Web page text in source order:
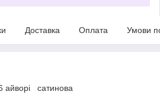
Доставка Оплата Умови
айворі сатинова